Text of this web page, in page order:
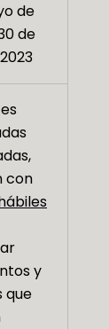
de
de
con
y
que